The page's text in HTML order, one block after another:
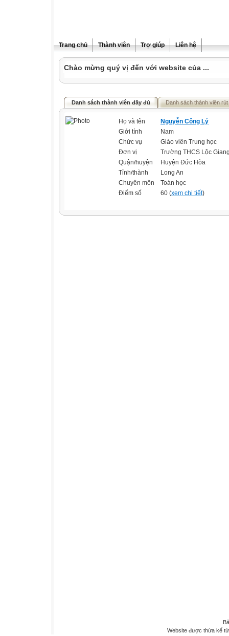
Trang chủ Thành viên Trợ giúp Liên hệ
Chào mừng quý vị đến với website của ...
Danh sách thành viên đầy đủ Danh sách thành viên rút
Họ và tên
Nguyễn Công Lý
Giới tính
Nam
Chức vụ
Giáo viên Trung học
Đơn vị
Trường THCS Lộc
Quận/huyện
Huyện Đức Hòa
Tỉnh/thành
Long An
Chuyên môn
Toán học
Điểm số
60 (xem chi tiết)
Website được thừa kế